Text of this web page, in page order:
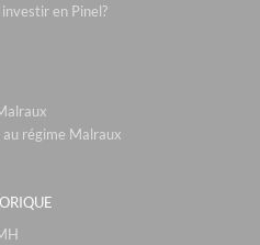
en Pinel?
régime Malraux